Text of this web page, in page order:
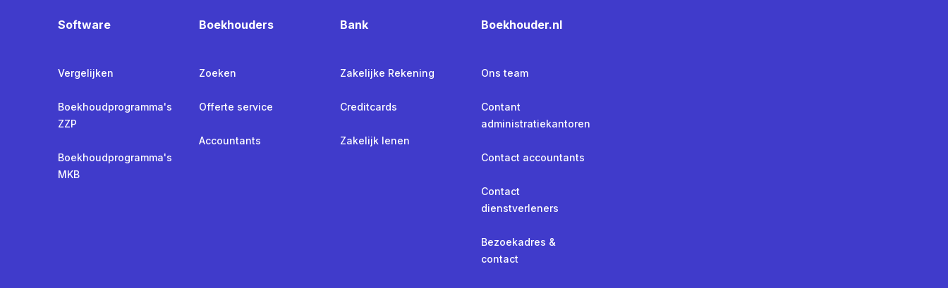
Software
Vergelijken
Boekhoudprogramma's
ZZP
Boekhoudprogramma's
MKB
Boekhouders
Zoeken
Offerte service
Accountants
Bank
Zakelijke Rekening
Creditcards
Zakelijk lenen
Boekhouder.nl
Ons team
Contant
administratiekantoren
Contact accountants
Contact
dienstverleners
Bezoekadres &
contact